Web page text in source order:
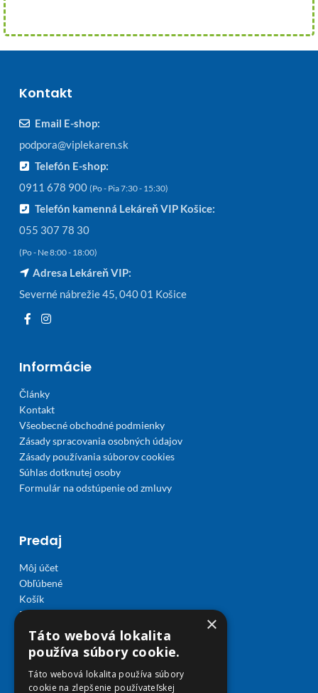
Kontakt
Email E-shop:
podpora@viplekaren.sk
Telefón E-shop:
0911 678 900 (Po - Pia 7:30 - 15:30)
Telefón kamenná Lekáreň VIP Košice:
055 307 78 30
(Po - Ne 8:00 - 18:00)
Adresa Lekáreň VIP:
Severné nábrežie 45, 040 01 Košice
Informácie
Články
Kontakt
Všeobecné obchodné podmienky
Zásady spracovania osobných údajov
Zásady používania súborov cookies
Súhlas dotknutej osoby
Formulár na odstúpenie od zmluvy
Predaj
Môj účet
Obľúbené
Košík
Doprava a platba
×
Táto webová lokalita
používa súbory cookie.
Táto webová lokalita používa súbory
cookie na zlepšenie používateľskej